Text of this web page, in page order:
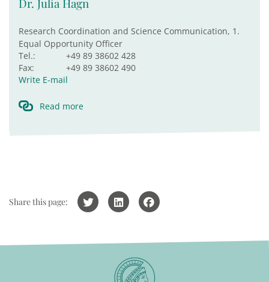
Dr. Julia Hagn
Research Coordination and Science Communication, 1.
Equal Opportunity Officer
Tel.:
+49 89 38602 428
Fax:
+49 89 38602 490
Write E-mail
Read more
Share this page: